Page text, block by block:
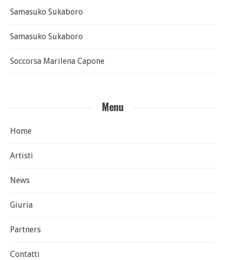
Samasuko Sukaboro
Samasuko Sukaboro
Soccorsa Marilena Capone
Menu
Home
Artisti
News
Giuria
Partners
Contatti